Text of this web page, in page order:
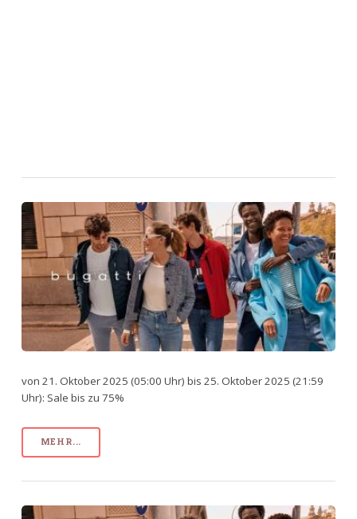
von 21. Oktober 2025 (05:00 Uhr) bis 25. Oktober 2025 (21:59
Uhr): Sale bis zu 75%
MEHR...